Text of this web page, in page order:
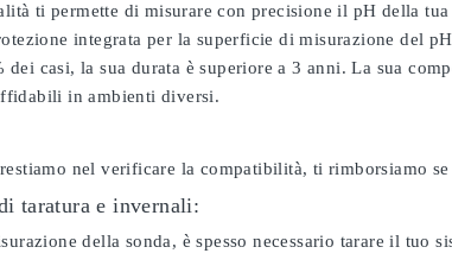
ti permette di misurare con precisione il pH della
integrata per la superficie di misurazione del
dei casi, la sua durata è superiore a 3 anni. La sua
in ambienti diversi.
nel verificare la compatibilità, ti rimborsiamo se
taratura e invernali:
della sonda, è spesso necessario tarare il tuo